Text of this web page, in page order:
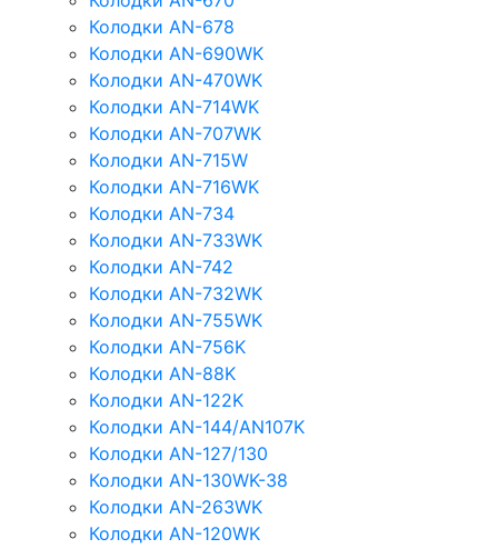
Колодки AN-678
Колодки AN-690WK
Колодки AN-470WK
Колодки AN-714WK
Колодки AN-707WK
Колодки AN-715W
Колодки AN-716WK
Колодки AN-734
Колодки AN-733WK
Колодки AN-742
Колодки AN-732WK
Колодки AN-755WK
Колодки AN-756K
Колодки AN-88K
Колодки AN-122K
Колодки AN-144/AN107K
Колодки AN-127/130
Колодки AN-130WK-38
Колодки AN-263WK
Колодки AN-120WK